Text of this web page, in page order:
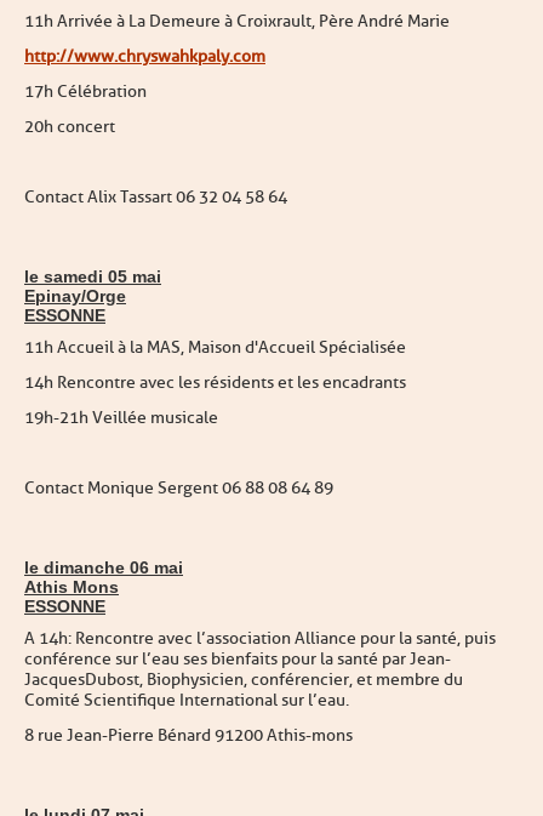
11h Arrivée à La Demeure à Croixrault, Père André Marie
http://www.chryswahkpaly.com
17h Célébration
20h concert
Contact Alix Tassart 06 32 04 58 64
le samedi 05 mai
Epinay/Orge
ESSONNE
11h Accueil à la MAS, Maison d'Accueil Spécialisée
14h Rencontre avec les résidents et les encadrants
19h-21h Veillée musicale
Contact Monique Sergent 06 88 08 64 89
le dimanche 06 mai
Athis Mons
ESSONNE
A 14h : Rencontre avec l’association Alliance pour la santé, puis
conférence sur l’eau ses bienfaits pour la santé par Jean-
Jacques Dubost, Biophysicien, conférencier, et membre du
Comité Scientifique International sur l’eau.
8 rue Jean-Pierre Bénard 91200 Athis-mons